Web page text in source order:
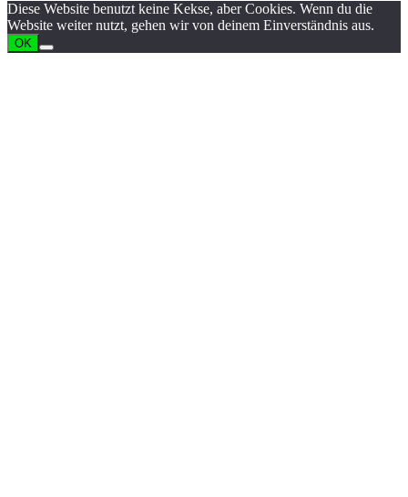
Diese Website benutzt keine Kekse, aber Cookies. Wenn du die
Website weiter nutzt, gehen wir von deinem Einverständnis aus.
OK